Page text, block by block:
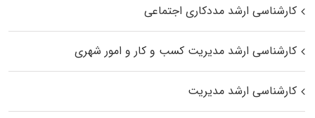
کارشناسی ارشد مددکاری اجتماعی
کارشناسی ارشد مدیریت کسب و کار و امور شهری
کارشناسی ارشد مدیریت